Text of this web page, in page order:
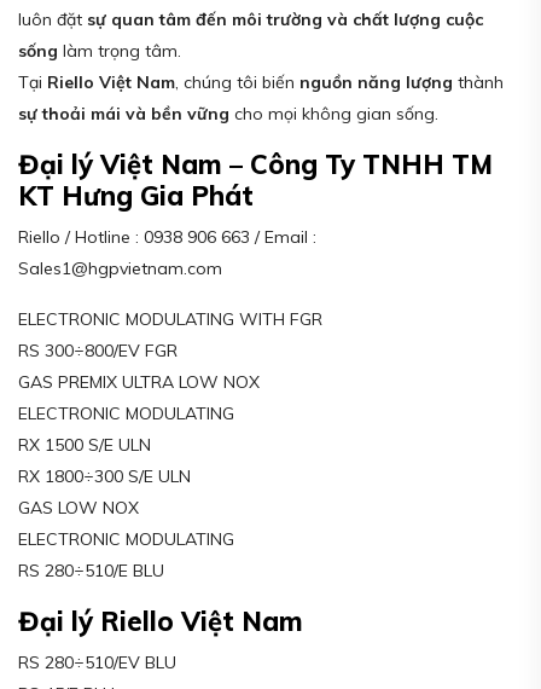
luôn đặt sự quan tâm đến môi trường và chất lượng cuộc
sống làm trọng tâm.
Tại Riello Việt Nam, chúng tôi biến nguồn năng lượng thành
sự thoải mái và bền vững cho mọi không gian sống.
Đại lý Việt Nam – Công Ty TNHH TM
KT Hưng Gia Phát
Riello / Hotline : 0938 906 663 / Email :
Sales1@hgpvietnam.com
ELECTRONIC MODULATING WITH FGR
RS 300÷800/EV FGR
GAS PREMIX ULTRA LOW NOX
ELECTRONIC MODULATING
RX 1500 S/E ULN
RX 1800÷300 S/E ULN
GAS LOW NOX
ELECTRONIC MODULATING
RS 280÷510/E BLU
Đại lý Riello Việt Nam
RS 280÷510/EV BLU